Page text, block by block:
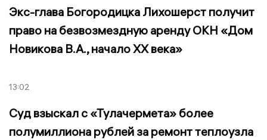
Экс-глава Богородицка Лихошерст получит
право на безвозмездную аренду ОКН «Дом
Новикова В.А., начало ХХ века»
13:02
Суд взыскал с «Тулачермета» более
полумиллиона рублей за ремонт теплоузла